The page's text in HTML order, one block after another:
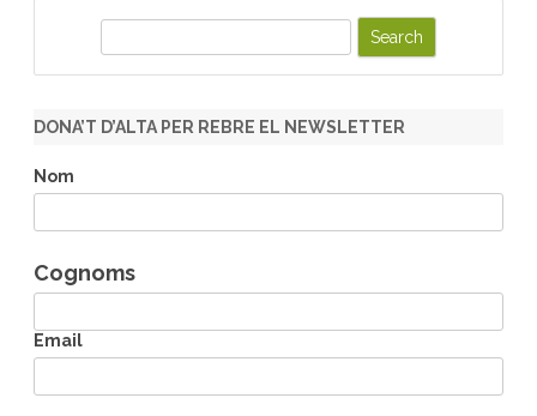
r
h
DONA’T D’ALTA PER REBRE EL NEWSLETTER
Nom
Cognoms
Email